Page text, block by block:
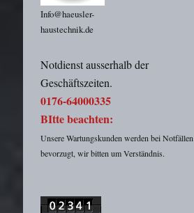
Info@haeusler-
haustechnik.de
Notdienst ausserhalb der
Geschäftszeiten.
0176-64000335
BItte beachten:
Unsere Wartungskunden werden bei Notfällen
bevorzugt, wir bitten um Verständnis.